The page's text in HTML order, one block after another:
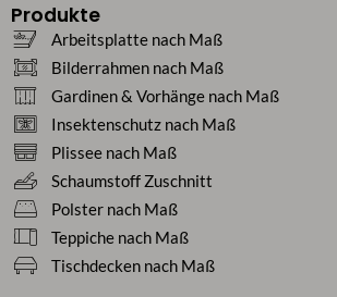
Produkte
Arbeitsplatte nach Maß
Bilderrahmen nach Maß
Gardinen & Vorhänge nach Maß
Insektenschutz nach Maß
Plissee nach Maß
Schaumstoff Zuschnitt
Polster nach Maß
Teppiche nach Maß
Tischdecken nach Maß